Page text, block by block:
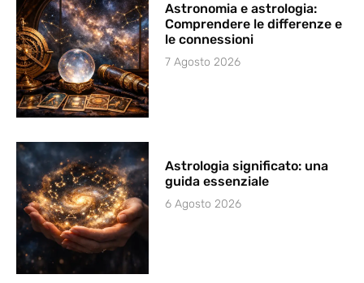
Astronomia e astrologia:
Comprendere le differenze e
le connessioni
7 Agosto 2026
Astrologia significato: una
guida essenziale
6 Agosto 2026